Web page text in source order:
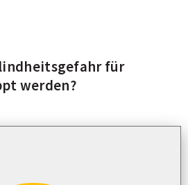
für
werden?